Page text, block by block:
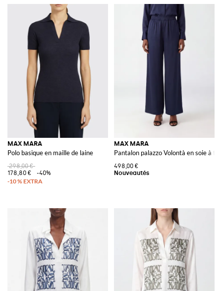
MAX MARA
Polo basique en maille de laine
298,00 €
178,80 €
-40%
MAX MARA
Pantalon palazzo Volontà en soie à
498,00 €